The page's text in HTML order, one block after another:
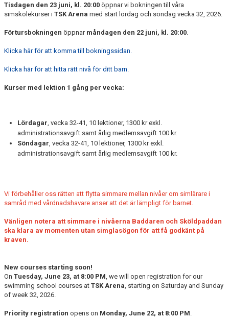
Tisdagen den 23 juni, kl. 20:00 öppnar vi bokningen till våra
simskolekurser i TSK Arena med start lördag och söndag vecka 32, 2026.
Förtursbokningen öppnar måndagen den 22 juni, kl. 20:00
Klicka här för att komma till bokningssidan.
Klicka här för att hitta rätt nivå för ditt barn.
Kurser med lektion 1 gång per vecka:
Lördagar , vecka 32-41, 10 lektioner, 1300 kr exkl.
administrationsavgift samt årlig medlemsavgift 100 kr.
Söndagar , vecka 32-41, 10 lektioner, 1300 kr exkl.
administrationsavgift samt årlig medlemsavgift 100 kr.
Vi förbehåller oss rätten att flytta simmare mellan nivåer om simlärare i
samråd med vårdnadshavare anser att det är lämpligt för barnet.
Vänligen notera att simmare i nivåerna Baddaren och Sköldpaddan
ska klara av momenten utan simglasögon för att få godkänt på
kraven.
New courses starting soon!
On Tuesday, June 23, at 8:00 PM , we will open registration for our
swimming school courses at TSK Arena , starting on Saturday and Sunday
of week 32, 2026.
Priority registration opens on Monday, June 22, at 8:00 PM